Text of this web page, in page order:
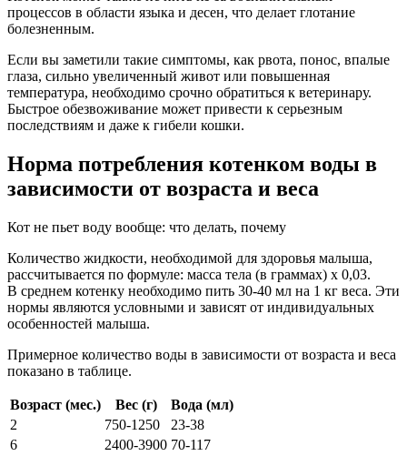
процессов в области языка и десен, что делает глотание
болезненным.
Если вы заметили такие симптомы, как рвота, понос, впалые
глаза, сильно увеличенный живот или повышенная
температура, необходимо срочно обратиться к ветеринару.
Быстрое обезвоживание может привести к серьезным
последствиям и даже к гибели кошки.
Норма потребления котенком воды в
зависимости от возраста и веса
Кот не пьет воду вообще: что делать, почему
Количество жидкости, необходимой для здоровья малыша,
рассчитывается по формуле: масса тела (в граммах) х 0,03.
В среднем котенку необходимо пить 30-40 мл на 1 кг веса. Эти
нормы являются условными и зависят от индивидуальных
особенностей малыша.
Примерное количество воды в зависимости от возраста и веса
показано в таблице.
Возраст (мес.) Вес (г)
Вода (мл)
2
750-1250
23-38
6
2400-3900 70-117